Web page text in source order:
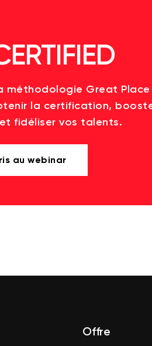
méthodologie Great Place
la certification,
fidéliser vos talents.
au webinar
Offre